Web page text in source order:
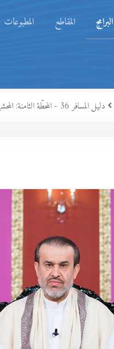
البرامج المقاطع المطبوعات
دليل المسافر 36 - المحطّة الثامنة: المحشر ج2